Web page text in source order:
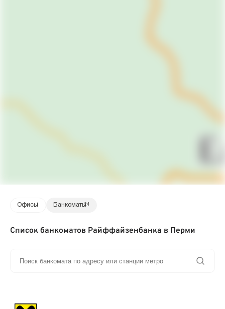
Офисы
1 Банкоматы24
Список банкоматов Райффайзенбанка в Перми